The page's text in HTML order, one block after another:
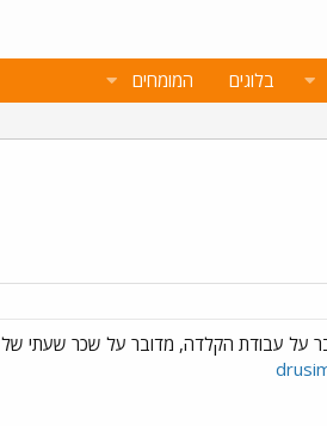
בלוגים המומחים
על שכר שעתי של 42-48 שקלים לשעה, לא נדרש ניסיון, לפרטים נא לשלוח מייל ל